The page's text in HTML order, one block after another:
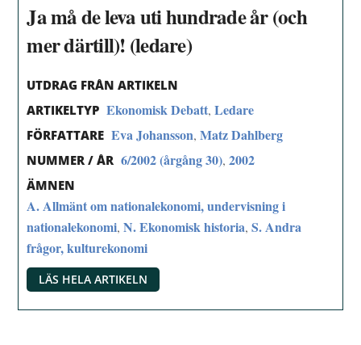
Ja må de leva uti hundrade år (och
mer därtill)! (ledare)
UTDRAG FRÅN ARTIKELN
ARTIKELTYP Ekonomisk Debatt,Ledare
FÖRFATTARE Eva Johansson,Matz Dahlberg
NUMMER / ÅR 6/2002 (årgång 30),2002
ÄMNEN
A. Allmänt om nationalekonomi, undervisning i
nationalekonomi,N. Ekonomisk historia,S. Andra
frågor, kulturekonomi
LÄS HELA ARTIKELN